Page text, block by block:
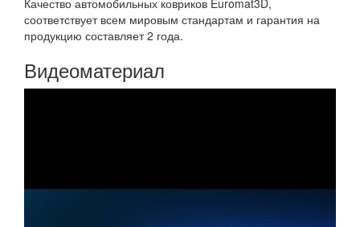
Качество автомобильных ковриков Euromat3D,
соответствует всем мировым стандартам и гарантия на
продукцию составляет 2 года.
Видеоматериал